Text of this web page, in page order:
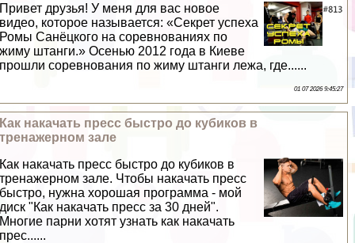
Привет друзья! У меня для вас новое
видео, которое называется: «Секрет успеха
Ромы Санёцкого на соревнованиях по
жиму штанги.» Осенью 2012 года в Киеве
прошли соревнования по жиму штанги лежа, где......
01 07 2026 9:45:27
Как накачать пресс быстро до кубиков в
тренажерном зале
Как накачать пресс быстро до кубиков в
тренажерном зале. Чтобы накачать пресс
быстро, нужна хорошая программа - мой
диск "Как накачать пресс за 30 дней".
Многие парни хотят узнать как накачать
прес......